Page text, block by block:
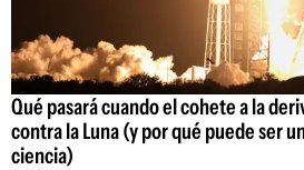
Qué pasará cuando el cohete a la
contra la Luna (y por qué puede ser
ciencia)